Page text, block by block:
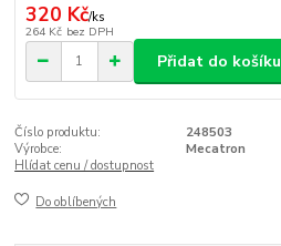
320 Kč/ks
264 Kč bez DPH
Přidat do košíku
Číslo produktu:
248503
Výrobce:
Mecatron
Hlídat cenu / dostupnost
Do oblíbených